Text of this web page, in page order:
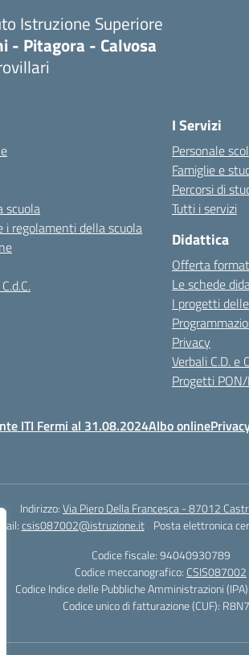
Istruzione Superiore
- Pitagora - Calvosa
scuola
i regolamenti della scuola
I Servizi
Personale
Famiglie e
Percorsi di
Tutti i servizi
Didattica
Offerta
Le schede
I progetti
Privacy
Verbali C.D. e
Progetti
ITI Fermi al 31.08.2024Albo online
Indirizzo:Via Piero Della Francesca - 87012
csis087002@istruzione.it Posta elettronica
Codice fiscale: 94040930789
Codice meccanografico: CSIS087002
Codice Indice delle Pubbliche Amministrazioni
Codice unico di fatturazione (CUF):